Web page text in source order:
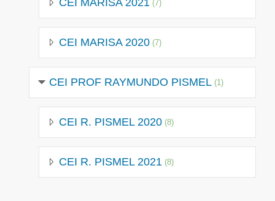
CEI MARISA 2021 (7)
CEI MARISA 2020 (7)
CEI PROF RAYMUNDO PISMEL (1)
CEI R. PISMEL 2020 (8)
CEI R. PISMEL 2021 (8)